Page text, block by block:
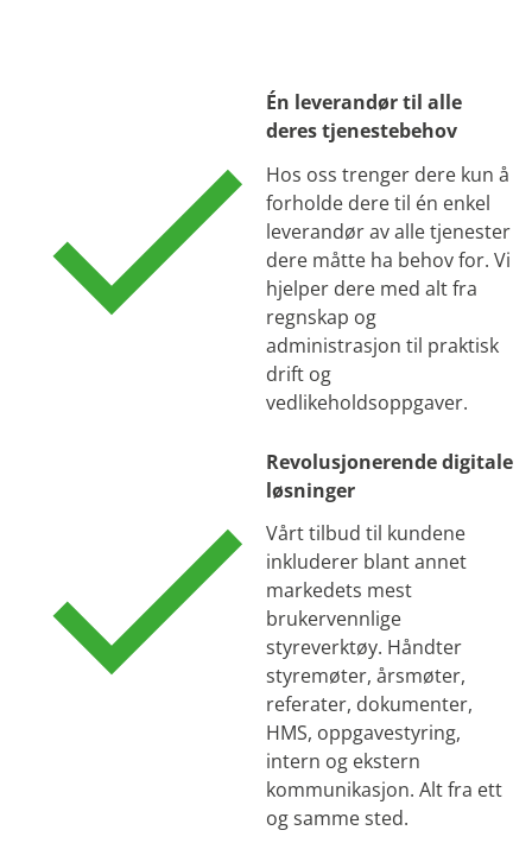
Én leverandør til alle
deres tjenestebehov
Hos oss trenger dere kun å
forholde dere til én enkel
leverandør av alle tjenester
dere måtte ha behov for. Vi
hjelper dere med alt fra
regnskap og
administrasjon til praktisk
drift og
vedlikeholdsoppgaver.
Revolusjonerende digitale
løsninger
Vårt tilbud til kundene
inkluderer blant annet
markedets mest
brukervennlige
styreverktøy. Håndter
styremøter, årsmøter,
referater, dokumenter,
HMS, oppgavestyring,
intern og ekstern
kommunikasjon. Alt fra ett
og samme sted.